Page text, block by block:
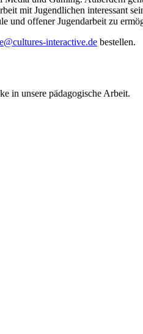
mit Jugendlichen interessant
und offener Jugendarbeit zu
interactive.de bestellen.
in unsere pädagogische Arbeit.